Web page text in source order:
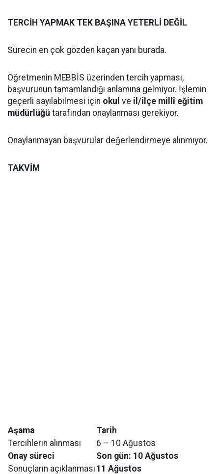
TERCİH YAPMAK TEK BAŞINA YETERLİ DEĞİL
Sürecin en çok gözden kaçan yanı burada.
Öğretmenin MEBBİS üzerinden tercih yapması,
başvurunun tamamlandığı anlamına gelmiyor. İşlemin
geçerli sayılabilmesi için okul ve il/ilçe millî eğitim
müdürlüğü tarafından onaylanması gerekiyor.
Onaylanmayan başvurular değerlendirmeye alınmıyor.
TAKVİM
Aşama
Tarih
Tercihlerin alınması
6 – 10 Ağustos
Onay süreci
Son gün: 10 Ağustos
Sonuçların açıklanması 11 Ağustos